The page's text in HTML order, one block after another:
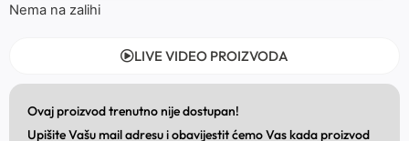
Nema na zalihi
LIVE VIDEO PROIZVODA
Ovaj proizvod trenutno nije dostupan!
Upišite Vašu mail adresu i obavijestit ćemo Vas kada proizvod